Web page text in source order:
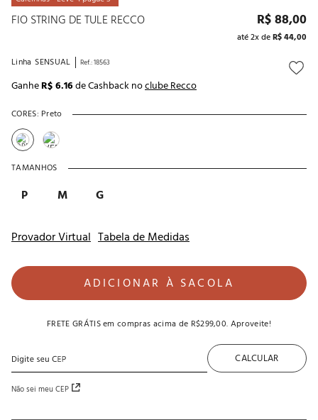
FIO STRING DE TULE RECCO R$88,00
até2x deR$44,00
Linha SENSUAL Ref.:18563
GanheR$ 6.16de Cashback noclube Recco
CORES: Preto
TAMANHOS
G
M
P
Provador Virtual Tabela de Medidas
ADICIONAR À SACOLA
FRETE GRÁTISem compras acima de R$299,00. Aproveite!
Não sei meu CEP
CALCULAR